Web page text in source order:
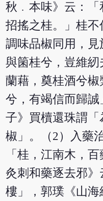
秋﹒本味》云：「
招搖之桂。」桂
調味品椒同用，
與箘桂兮，豈維
蘭藉，奠桂酒兮
兮，有竭信而歸
子》買櫝還珠謂
椒」。（2）入藥
「桂，江南木，
灸刺和藥逐去邪
樓」，郭璞《山